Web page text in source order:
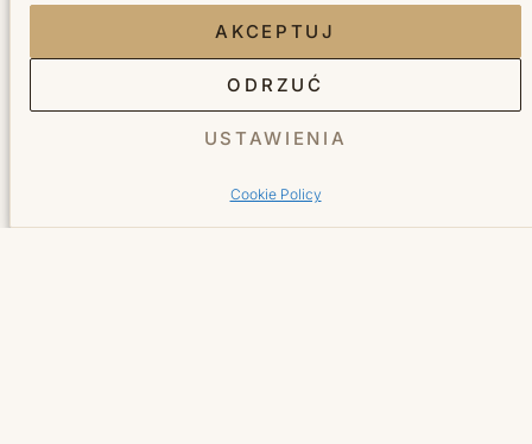
AKCEPTUJ
ODRZUĆ
USTAWIENIA
Cookie Policy
Facebook Bellita
Instagram Bellita
TikTok Bellita
YouTube Bellita